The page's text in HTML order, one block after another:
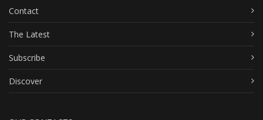
Contact
The Latest
Subscribe
Discover